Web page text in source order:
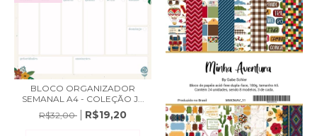
BLOCO ORGANIZADOR
SEMANAL A4 - COLEÇÃO J...
R$32,00
R$19,20